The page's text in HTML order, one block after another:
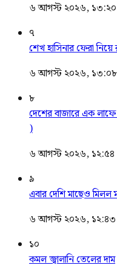
৬ আগস্ট ২০২৬, ১৩:২০
৭
শেখ হাসিনার ফেরা
৬ আগস্ট ২০২৬, ১৩:০৮
৮
দেশের বাজারে এক
)
৬ আগস্ট ২০২৬, ১২:৫৪
৯
এবার দেশি মাছেও মিলল
৬ আগস্ট ২০২৬, ১২:৪৩
১০
কমল জ্বালানি তেলের দাম